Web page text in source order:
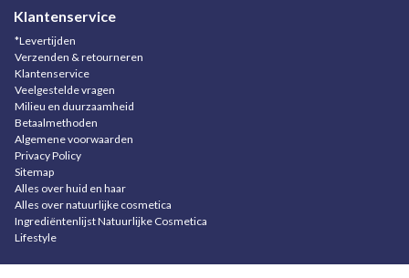
Klantenservice
*Levertijden
Verzenden & retourneren
Klantenservice
Veelgestelde vragen
Milieu en duurzaamheid
Betaalmethoden
Algemene voorwaarden
Privacy Policy
Sitemap
Alles over huid en haar
Alles over natuurlijke cosmetica
Ingrediëntenlijst Natuurlijke Cosmetica
Lifestyle